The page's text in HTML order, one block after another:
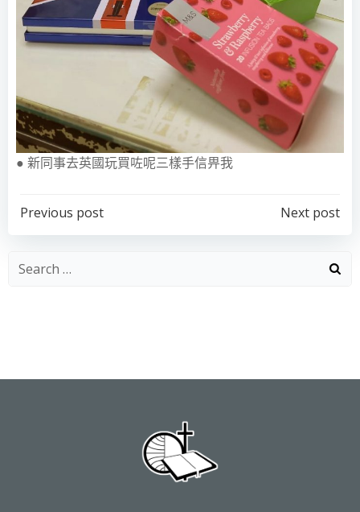
● 新同事去英國玩買咗呢三樣手信畀我
Post
navigation
Previous post
navigation
Next post
Search